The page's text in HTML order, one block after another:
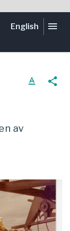
menu
English
text_format share
av